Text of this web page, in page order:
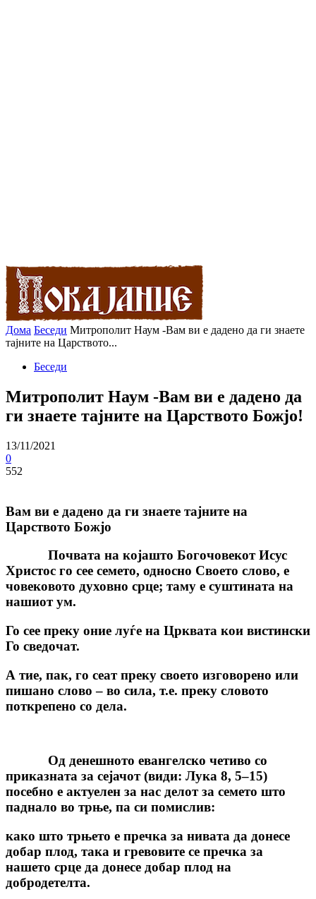
Дома Беседи Митрополит Наум -Вам ви е дадено да ги знаете
тајните на Царството...
Беседи
Митрополит Наум -Вам ви е дадено да
ги знаете тајните на Царството Божјо!
13/11/2021
0
552
Вам ви е дадено да ги знаете тајните на
Царството Божјо
Почвата на којашто Богочовекот Исус
Христос го сее семето, односно Своето слово, е
човековото духовно срце; таму е суштината на
нашиот ум.
Го сее преку оние луѓе на Црквата кои вистински
Го сведочат.
А тие, пак, го сеат преку своето изговорено или
пишано слово – во сила, т.е. преку словото
поткрепено со дела.
Од денешното евангелско четиво со
приказната за сејачот (види: Лука 8, 5–15)
посебно е актуелен за нас делот за семето што
паднало во трње, па си помислив:
како што трњето е пречка за нивата да донесе
добар плод, така и гревовите се пречка за
нашето срце да донесе добар плод на
добродетелта.